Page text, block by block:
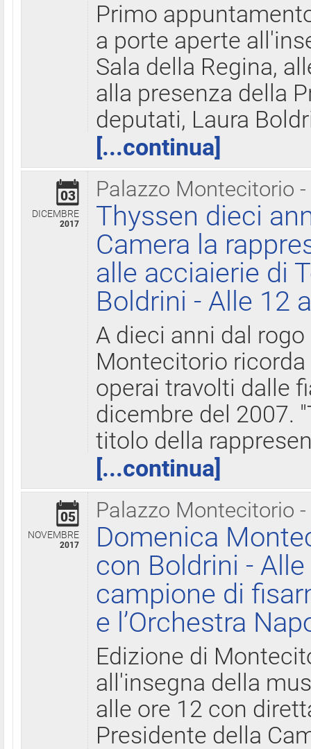
Primo
a porte aperte
Sala della Regina,
alla presenza della
deputati, Laura
[...continua]
Palazzo Montecitorio
03
DICEMBRE
2017
Thyssen dieci
Camera la
alle acciaierie di
Boldrini - Alle 12
A dieci anni dal
Montecitorio
operai travolti dalle
dicembre del 2007.
titolo della
[...continua]
Palazzo Montecitorio
05
NOVEMBRE
2017
Domenica
con Boldrini -
campione di
e l’Orchestra
Edizione di
all'insegna della
alle ore 12 con
Presidente della